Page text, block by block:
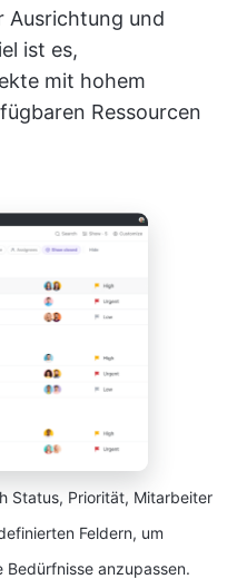
Ausrichtung und
ist es,
mit hohem
Ressourcen
Status, Priorität, Mitarbeiter
Feldern, um
anzupassen.